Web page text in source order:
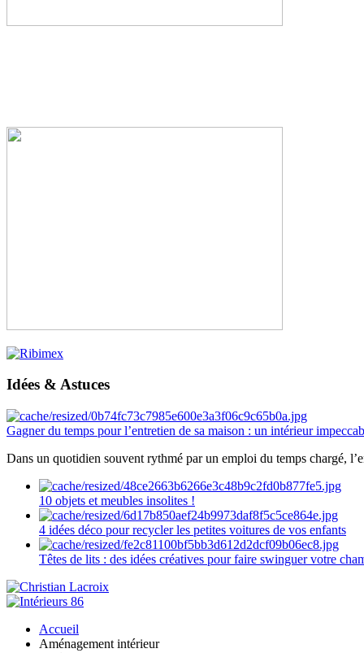
Idées & Astuces
Gagner du temps pour l’entretien de sa maison : un intérieur
Dans un quotidien souvent rythmé par un emploi du temps chargé,
10 objets et meubles insolites !
4 idées déco pour recycler les petites voitures de vos enfants
Têtes de lits : des idées créatives pour faire swinguer votre
Accueil
Aménagement intérieur